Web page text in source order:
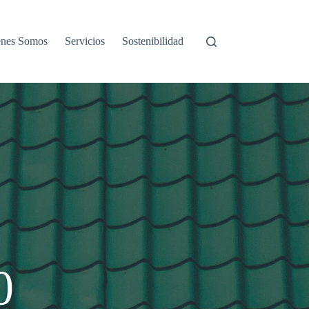
Somos Servicios Sostenibilidad